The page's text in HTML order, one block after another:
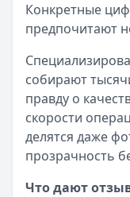
Конкретные
предпочитают
собирают
правду о
скорости
делятся даже
прозрачность
Что дают